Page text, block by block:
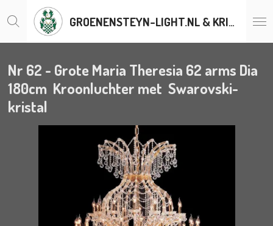
direct
hoofdinhoud
GROENENSTEYN-LIGHT.NL & KRISTALLENLUSTERS.BE
Nr 62 - Grote Maria Theresia 62 arms Dia
180cm Kroonluchter met Swarovski-
kristal